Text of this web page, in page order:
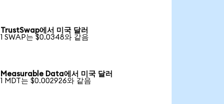
TrustSwap에서 미국 달러
1 SWAP는 $0.0348와 같음
Measurable Data에서 미국 달러
1 MDT는 $0.002926와 같음